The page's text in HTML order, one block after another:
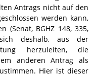
Antrags nicht auf den
werden kann,
(Senat, BGHZ 148, 335,
deshalb, aus der
herzuleiten, die
anderen Antrag als
Hier ist dieser